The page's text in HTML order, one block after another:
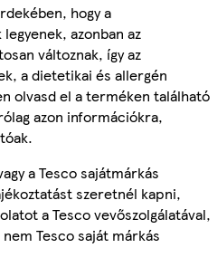
hogy a
azonban az
változnak, így az
a dietetikai és allergén
olvasd el a terméken található
azon információkra,
a Tesco sajátmárkás
szeretnél kapni,
a Tesco vevőszolgálatával,
Tesco saját márkás